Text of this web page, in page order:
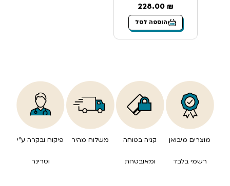
228.00 ₪
הוספה לסל
מוצרים מיבואן
רשמי בלבד
קניה בטוחה
ומאובטחת
משלוח מהיר פיקוח ובקרה ע”י
וטרינר